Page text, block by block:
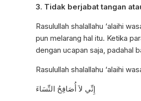
3. Tidak berjabat tangan
Rasulullah shalallahu ‘alaihi
pun melarang hal itu. Ketika
dengan ucapan saja, padahal
Rasulullah shalallahu ‘alaihi
إِنِّي لاَ أُصَافِحُ النِّسَاءَ